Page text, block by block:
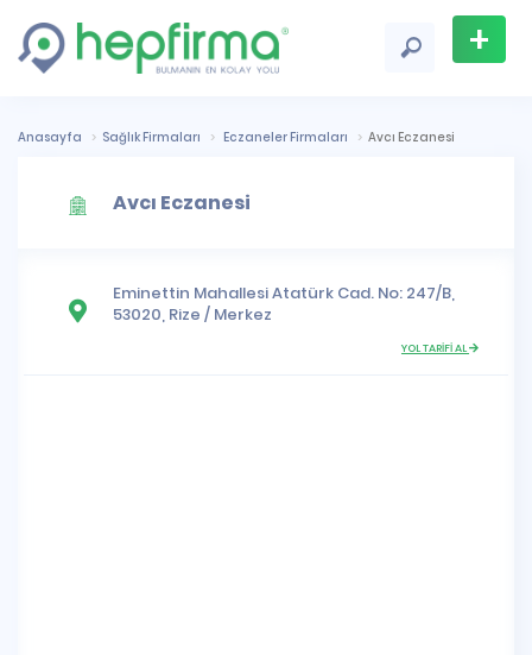
+
Anasayfa Sağlık Firmaları Eczaneler Firmaları Avcı Eczanesi
Avcı Eczanesi
Eminettin MahallesiAtatürk Cad. No: 247/B,
53020, Rize / Merkez
YOL TARİFİ AL